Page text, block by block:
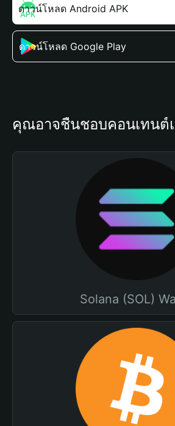
ดาวน์โหลด Android APK
ดาวน์โหลด Google Play
คุณอาจชื่นชอบคอนเทนต์
Solana (SOL)